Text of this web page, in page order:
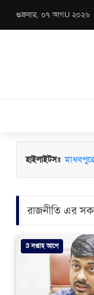
শুক্রবার, ০৭ আগU ২০২৬
হাইলাইটসঃ
রাজনীতি এর
3 সপ্তাহ আগে